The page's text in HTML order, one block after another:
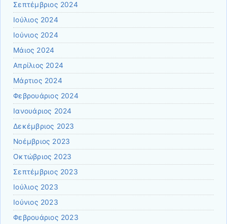
Σεπτέμβριος 2024
Ιούλιος 2024
Ιούνιος 2024
Μάιος 2024
Απρίλιος 2024
Μάρτιος 2024
Φεβρουάριος 2024
Ιανουάριος 2024
Δεκέμβριος 2023
Νοέμβριος 2023
Οκτώβριος 2023
Σεπτέμβριος 2023
Ιούλιος 2023
Ιούνιος 2023
Φεβρουάριος 2023